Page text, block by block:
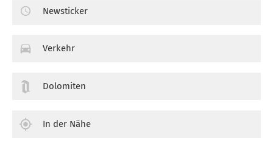
Newsticker
Verkehr
Dolomiten
In der Nähe